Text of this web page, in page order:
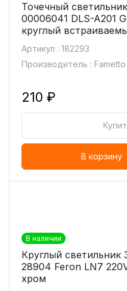
Точечный
00006041 DLS-A201
круглый
Артикул : 182293
Производитель : Fametto
210 ₽
В корзину
В наличии
Круглый
28904 Feron LN7
хром